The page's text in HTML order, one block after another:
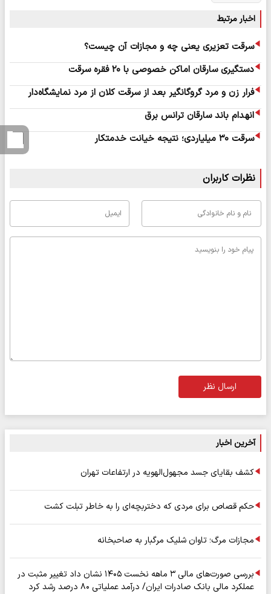
اخبار مرتبط
سرقت تعزیری یعنی چه و مجازات آن چیست؟
دستگیری سارقان اماکن خصوصی با ۲۰ فقره سرقت
فرار زن و مرد گروگانگیر بعد از سرقت کلان از مرد نمایشگاه‌دار
انهدام باند سارقان ترانس برق
سرقت ۳۰ میلیاردی؛ نتیجه خیانت خدمتکار
نظرات کاربران
ارسال نظر
آخرین اخبار
کشف بقایای جسد مجهول‌الهویه در ارتفاعات تهران
حکم قصاص برای مردی که دختربچه‌ای را به خاطر تبلت کشت
مجازات مرگ؛ تاوان شلیک مرگبار به صاحبخانه
بررسی صورت‌های مالی ۳ ماهه نخست ۱۴۰۵ نشان داد تغییر مثبت در
عملکرد مالی بانک صادرات ایران/ درآمد عملیاتی ۸۰ درصد رشد کرد